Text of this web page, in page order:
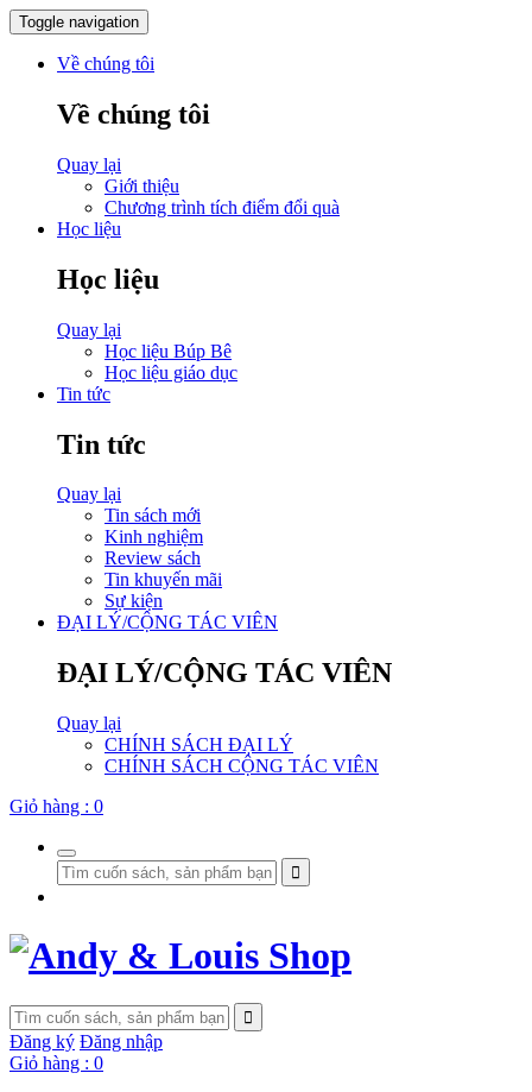
Toggle navigation
Về chúng tôi
Về chúng tôi
Quay lại
Giới thiệu
Chương trình tích điểm đổi quà
Học liệu
Học liệu
Quay lại
Học liệu Búp Bê
Học liệu giáo dục
Tin tức
Tin tức
Quay lại
Tin sách mới
Kinh nghiệm
Review sách
Tin khuyến mãi
Sự kiện
ĐẠI LÝ/CỘNG TÁC VIÊN
ĐẠI LÝ/CỘNG TÁC VIÊN
Quay lại
CHÍNH SÁCH ĐẠI LÝ
CHÍNH SÁCH CỘNG TÁC VIÊN
Giỏ hàng : 0
Đăng ký Đăng nhập
Giỏ hàng : 0